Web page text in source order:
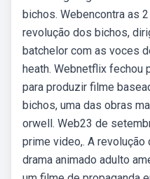
bichos. Webencontra as
revolução dos bichos,
batchelor com as voces
heath. Webnetflix fechou
para produzir filme
bichos, uma das obras
orwell. Web23 de
prime video,. A
drama animado adulto